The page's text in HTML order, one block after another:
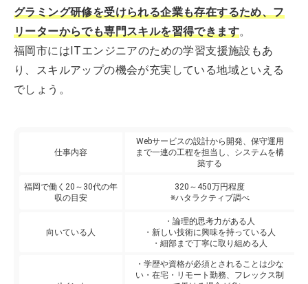
グラミング研修を受けられる企業も存在するため、フ
リーターからでも専門スキルを習得できます。
福岡市にはITエンジニアのための学習支援施設もあ
り、スキルアップの機会が充実している地域といえる
でしょう。
仕事内容
Webサービスの設計から開発、保守運用
まで一連の工程を担当し、システムを構
築する
福岡で働く20～30代の年
収の目安
320～450万円程度
※ハタラクティブ調べ
向いている人
・論理的思考力がある人
・新しい技術に興味を持っている人
・細部まで丁寧に取り組める人
・学歴や資格が必須とされることは少な
い・在宅・リモート勤務、フレックス制